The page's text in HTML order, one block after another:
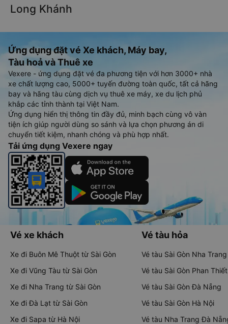
Long Khánh
Ứng dụng đặt vé Xe khách, Máy bay,
Tàu hoả và Thuê xe
Vexere - ứng dụng đặt vé đa phương tiện với hơn 3000+ nhà
xe chất lượng cao, 5000+ tuyến đường toàn quốc, tất cả hãng
bay và hãng tàu cùng dịch vụ thuê xe máy, xe du lịch phủ
khắp các tỉnh thành tại Việt Nam.
Ứng dụng hiển thị thông tin đầy đủ, minh bạch cùng vô vàn
tiện ích giúp người dùng so sánh và lựa chọn phương án di
chuyển tiết kiệm, nhanh chóng và phù hợp nhất.
Tải ứng dụng Vexere ngay
Vé xe khách
Xe đi Buôn Mê Thuột từ Sài Gòn
Xe đi Vũng Tàu từ Sài Gòn
Xe đi Nha Trang từ Sài Gòn
Xe đi Đà Lạt từ Sài Gòn
Xe đi Sapa từ Hà Nội
Vé tàu hỏa
Vé tàu Sài Gòn Nha Trang
Vé tàu Sài Gòn Phan Thiết
Vé tàu Sài Gòn Đà Nẵng
Vé tàu Sài Gòn Hà Nội
Vé tàu Nha Trang Đà